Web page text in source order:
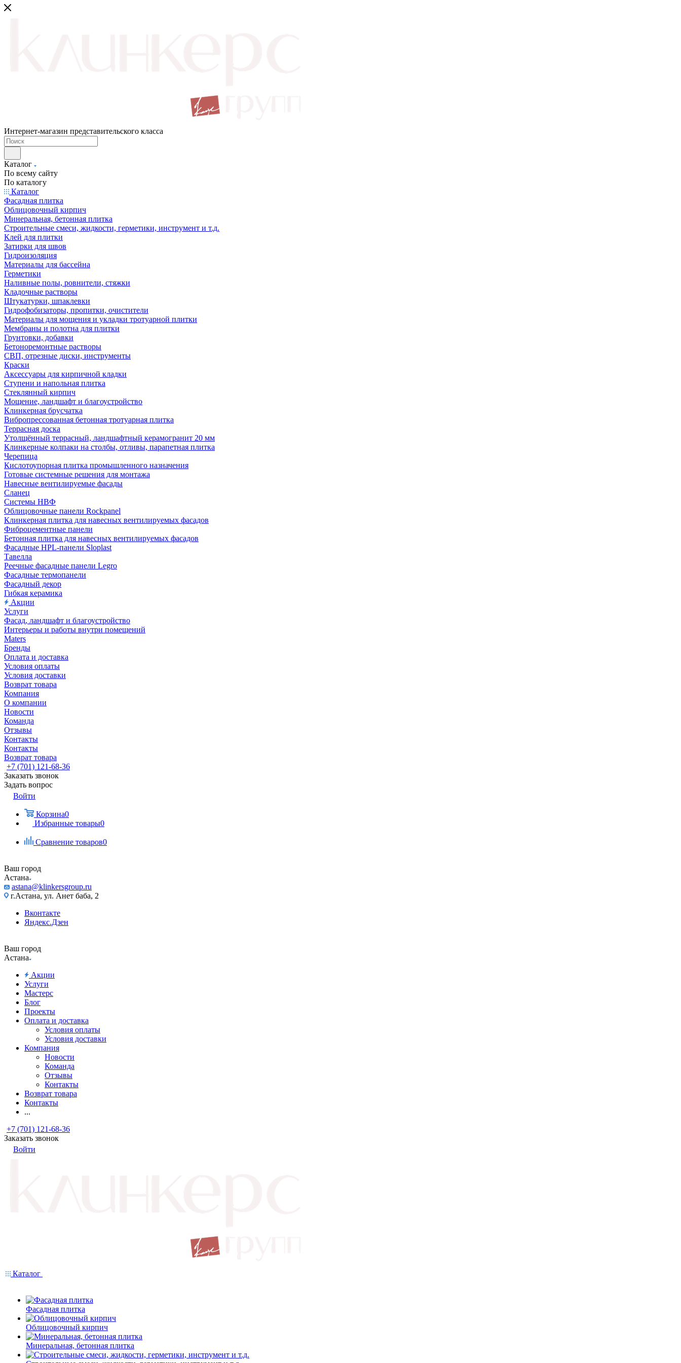
Интернет-магазин представительского класса
Каталог
По всему сайту
По каталогу
Каталог
Фасадная плитка
Облицовочный кирпич
Минеральная, бетонная плитка
Строительные смеси, жидкости, герметики, инструмент и т.д.
Клей для плитки
Затирки для швов
Гидроизоляция
Материалы для бассейна
Герметики
Наливные полы, ровнители, стяжки
Кладочные растворы
Штукатурки, шпаклевки
Гидрофобизаторы, пропитки, очистители
Материалы для мощения и укладки тротуарной плитки
Мембраны и полотна для плитки
Грунтовки, добавки
Бетоноремонтные растворы
СВП, отрезные диски, инструменты
Краски
Аксессуары для кирпичной кладки
Ступени и напольная плитка
Cтеклянный кирпич
Мощение, ландшафт и благоустройство
Клинкерная брусчатка
Вибропрессованная бетонная тротуарная плитка
Террасная доска
Утолщённый террасный, ландшафтный керамогранит 20 мм
Клинкерные колпаки на столбы, отливы, парапетная плитка
Черепица
Кислотоупорная плитка промышленного назначения
Готовые системные решения для монтажа
Навесные вентилируемые фасады
Сланец
Системы НВФ
Облицовочные панели Rockpanel
Клинкерная плитка для навесных вентилируемых фасадов
Фиброцементные панели
Бетонная плитка для навесных вентилируемых фасадов
Фасадные HPL-панели Sloplast
Тавелла
Реечные фасадные панели Legro
Фасадные термопанели
Фасадный декор
Гибкая керамика
Акции
Услуги
Фасад, ландшафт и благоустройство
Интерьеры и работы внутри помещений
Maters
Бренды
Оплата и доставка
Условия оплаты
Условия доставки
Возврат товара
Компания
О компании
Новости
Команда
Отзывы
Контакты
Контакты
Возврат товара
+7 (701) 121-68-36
Заказать звонок
Задать вопрос
Войти
Корзина0
Избранные товары0
Сравнение товаров0
Ваш город
Астана
astana@klinkersgroup.ru
г.Астана, ул. Анет баба, 2
Вконтакте
Яндекс.Дзен
Ваш город
Астана
Акции
Услуги
Мастерс
Блог
Проекты
Оплата и доставка
Условия оплаты
Условия доставки
Компания
Новости
Команда
Отзывы
Контакты
Возврат товара
Контакты
...
+7 (701) 121-68-36
Заказать звонок
Войти
Каталог
Фасадная плитка
Облицовочный кирпич
Минеральная, бетонная плитка